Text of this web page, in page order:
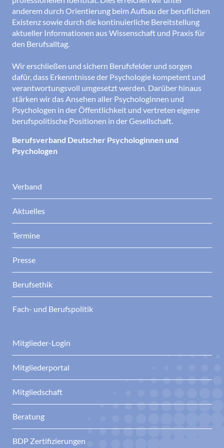
anderem durch Orientierung beim Aufbau der beruflichen
Existenz sowie durch die kontinuierliche Bereitstellung
aktueller Informationen aus Wissenschaft und Praxis für
den Berufsalltag.
Wir erschließen und sichern Berufsfelder und sorgen
dafür, dass Erkenntnisse der Psychologie kompetent und
verantwortungsvoll umgesetzt werden. Darüber hinaus
stärken wir das Ansehen aller Psychologinnen und
Psychologen in der Öffentlichkeit und vertreten eigene
berufspolitische Positionen in der Gesellschaft.
Berufsverband Deutscher Psychologinnen und
Psychologen
Verband
Aktuelles
Termine
Presse
Berufsethik
Fach- und Berufspolitik
Mitglieder-Login
Mitgliederportal
Mitgliedschaft
Beratung
BDP Zertifizierungen